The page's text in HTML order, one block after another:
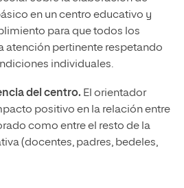
en un centro educativo y
para que todos los
atención pertinente respetando
individuales.
del centro. El orientador
positivo en la relación entre
como entre el resto de la
(docentes, padres, bedeles,